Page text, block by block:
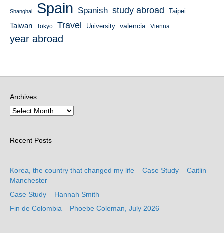
Shanghai Spain Spanish study abroad Taipei
Taiwan Tokyo Travel University valencia Vienna
year abroad
Archives
Recent Posts
Korea, the country that changed my life – Case Study – Caitlin
Manchester
Case Study – Hannah Smith
Fin de Colombia – Phoebe Coleman, July 2026